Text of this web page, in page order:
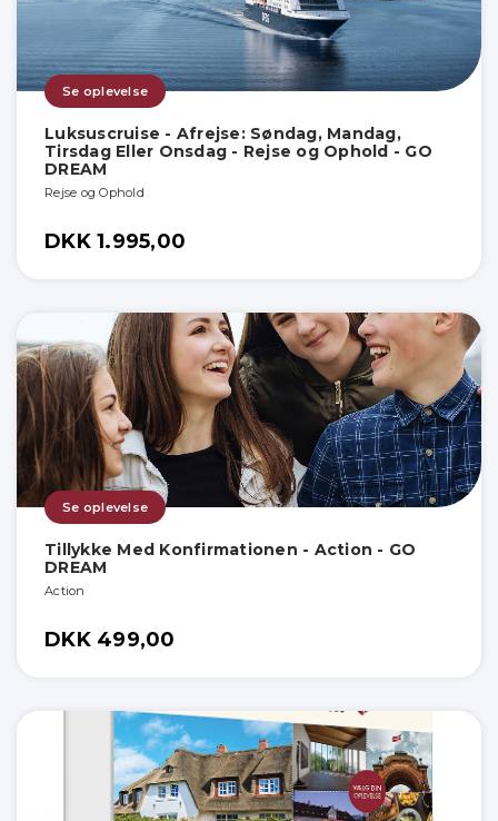
Se oplevelse
Luksuscruise - Afrejse: Søndag, Mandag,
Tirsdag Eller Onsdag - Rejse og Ophold - GO
DREAM
Rejse og Ophold
DKK 1.995,00
Se oplevelse
Tillykke Med Konfirmationen - Action - GO
DREAM
Action
DKK 499,00